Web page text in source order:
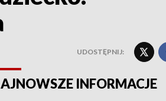
UDOSTĘPNIJ:
INFORMACJE